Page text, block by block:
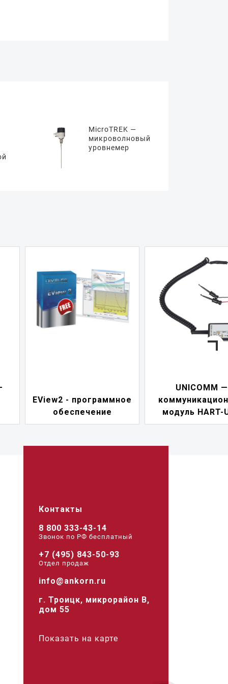
MicroTREK —
микроволновый
уровнемер
EView2 - программное
обеспечение
UNICOMM —
модуль HART-
Контакты
8 800 333-43-14
Звонок по РФ беcплатный
+7 (495) 843-50-93
Отдел продаж
info@ankorn.ru
г. Троицк, микрорайон В,
дом 55
Показать на карте